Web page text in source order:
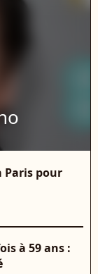
Paris pour
à 59 ans :